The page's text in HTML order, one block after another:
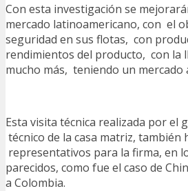
Con esta investigación se
mercado latinoamericano, con el
seguridad en sus flotas, con
rendimientos del producto, con la
mucho más, teniendo un mercado
Esta visita técnica realizada por
técnico de la casa matriz,
representativos para la firma, en
parecidos, como fue el caso de
a Colombia.